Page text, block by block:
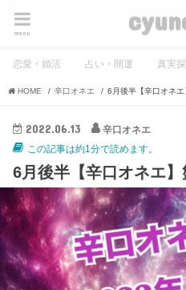
menu
恋愛・婚活 占い・開運 真実
HOME 辛口オネエ
2022.06.13
辛口オネエ
この記事は約1分で読めます。
6月後半【辛口オネエ